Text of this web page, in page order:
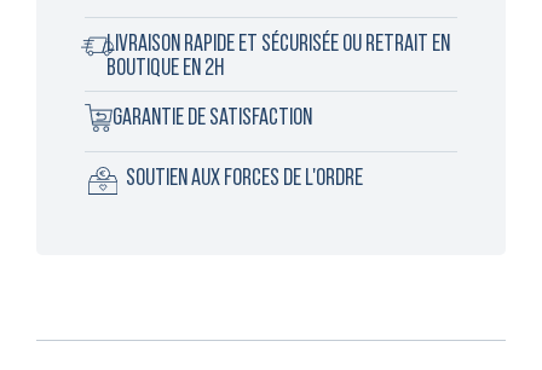
LIVRAISON RAPIDE ET SÉCURISÉE OU RETRAIT EN
BOUTIQUE EN 2H
GARANTIE DE SATISFACTION
SOUTIEN AUX FORCES DE L'ORDRE